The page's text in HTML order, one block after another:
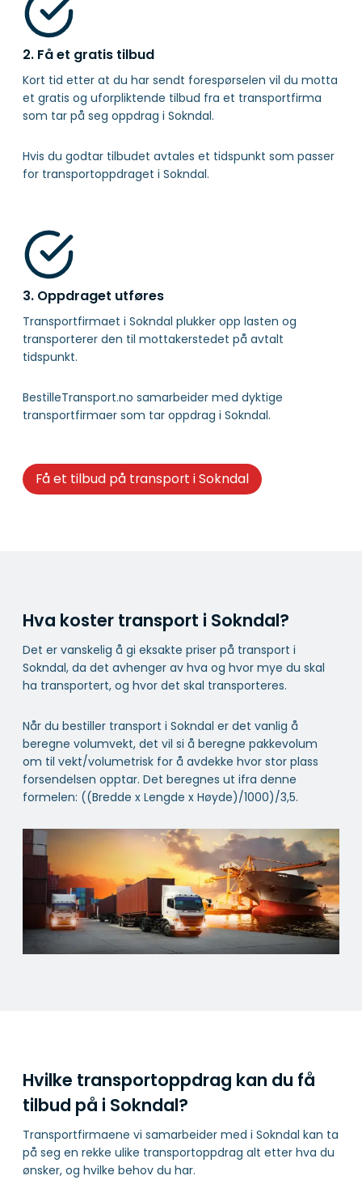
2. Få et gratis tilbud
Kort tid etter at du har sendt forespørselen vil du motta
et gratis og uforpliktende tilbud fra et transportfirma
som tar på seg oppdrag i Sokndal.
Hvis du godtar tilbudet avtales et tidspunkt som passer
for transportoppdraget i Sokndal.
3. Oppdraget utføres
Transportfirmaet i Sokndal plukker opp lasten og
transporterer den til mottakerstedet på avtalt
tidspunkt.
BestilleTransport.no samarbeider med dyktige
transportfirmaer som tar oppdrag i Sokndal.
Få et tilbud på transport i Sokndal
Hva koster transport i Sokndal?
Det er vanskelig å gi eksakte priser på transport i
Sokndal, da det avhenger av hva og hvor mye du skal
ha transportert, og hvor det skal transporteres.
Når du bestiller transport i Sokndal er det vanlig å
beregne volumvekt, det vil si å beregne pakkevolum
om til vekt/volumetrisk for å avdekke hvor stor plass
forsendelsen opptar. Det beregnes ut ifra denne
formelen: ((Bredde x Lengde x Høyde)/1000)/3,5.
Hvilke transportoppdrag kan du få
tilbud på i Sokndal?
Transportfirmaene vi samarbeider med i Sokndal kan ta
på seg en rekke ulike transportoppdrag alt etter hva du
ønsker, og hvilke behov du har.